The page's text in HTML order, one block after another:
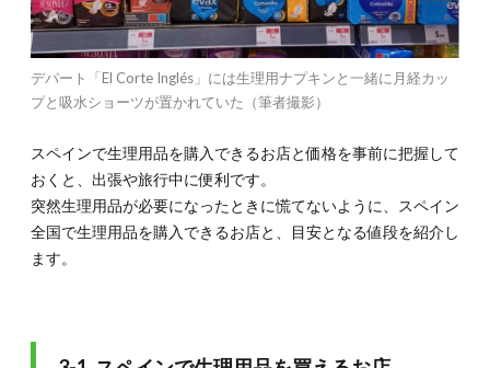
デパート「El Corte Inglés」には生理用ナプキンと一緒に月経カッ
プと吸水ショーツが置かれていた（筆者撮影）
スペインで生理用品を購入できるお店と価格を事前に把握して
おくと、出張や旅行中に便利です。
突然生理用品が必要になったときに慌てないように、スペイン
全国で生理用品を購入できるお店と、目安となる値段を紹介し
ます。